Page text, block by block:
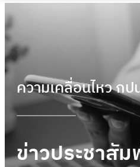
ความเคลื่อนไหว กป
ข่าวประชาสั